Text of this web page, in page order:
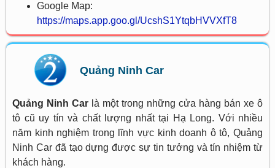
Google Map:
https://maps.app.goo.gl/UcshS1YtqbHVVXfT8
Quảng Ninh Car
Quảng Ninh Car là một trong những cửa hàng bán xe ô
tô cũ uy tín và chất lượng nhất tại Hạ Long. Với nhiều
năm kinh nghiệm trong lĩnh vực kinh doanh ô tô, Quảng
Ninh Car đã tạo dựng được sự tin tưởng và tín nhiệm từ
khách hàng.